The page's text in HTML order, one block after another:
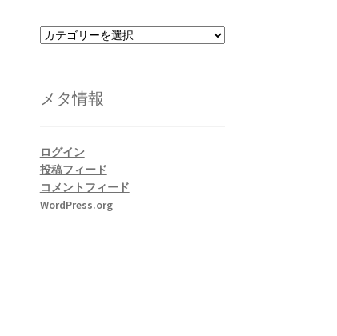
カ
ー
メタ情報
ログイン
投稿フィード
コメントフィード
WordPress.org